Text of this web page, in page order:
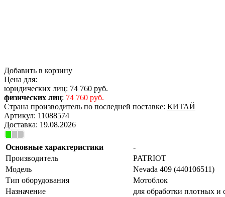
Добавить в корзину
Цена для:
юридических лиц: 74 760 руб.
физических лиц: 74 760 руб.
Страна производитель по последней поставке: КИТАЙ
Артикул: 11088574
Доставка: 19.08.2026
Основные характеристики
-
Производитель
PATRIOT
Модель
Nevada 409 (440106511)
Тип оборудования
Мотоблок
Назначение
для обработки плотных